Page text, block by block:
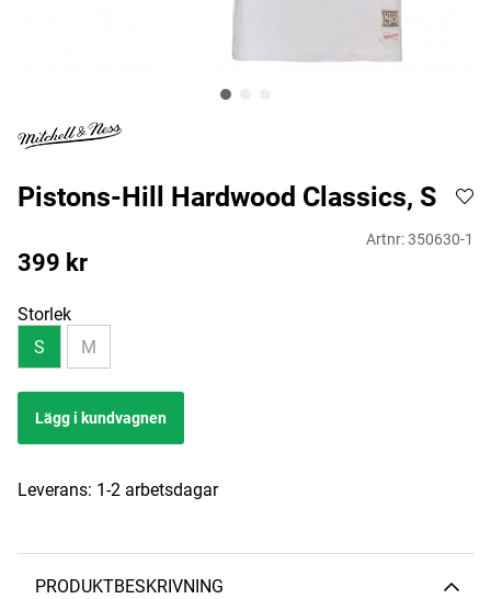
Pistons-Hill Hardwood Classics, S
Artnr:350630-1
399 kr
Storlek
S
M
Lägg i kundvagnen
Leverans: 1-2 arbetsdagar
PRODUKTBESKRIVNING